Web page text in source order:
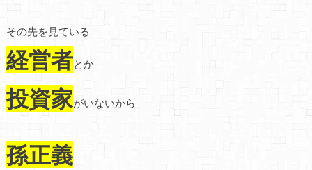
その先を見ている
経営者とか
投資家がいないから
孫正義